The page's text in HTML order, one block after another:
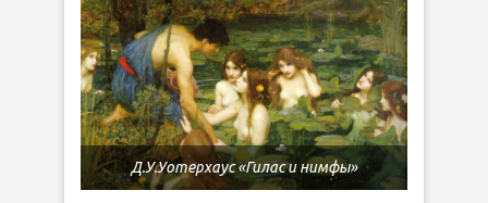
Д.У.Уотерхаус «Гилас и нимфы»